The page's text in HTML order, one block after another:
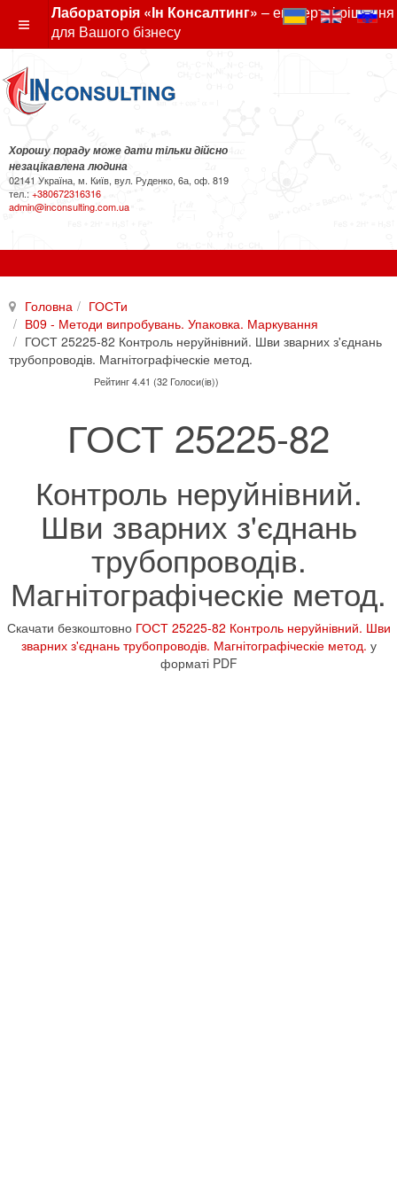
Лабораторія «Ін Консалтинг» – експертні рішення
для Вашого бізнесу
Хорошу пораду може дати тільки дійсно
незацікавлена людина
02141 Україна, м. Київ, вул. Руденко, 6а, оф. 819
тел.: +380672316316
admin@inconsulting.com.ua
Головна
ГОСТи
В09 - Методи випробувань. Упаковка. Маркування
ГОСТ 25225-82 Контроль неруйнівний. Шви зварних з'єднань
трубопроводів. Магнітографіческіе метод.
Рейтинг 4.41 (32 Голоси(ів))
ГОСТ 25225-82
Контроль неруйнівний.
Шви зварних з'єднань
трубопроводів.
Магнітографіческіе метод.
Скачати безкоштовно ГОСТ 25225-82 Контроль неруйнівний. Шви
зварних з'єднань трубопроводів. Магнітографіческіе метод. у
форматі PDF